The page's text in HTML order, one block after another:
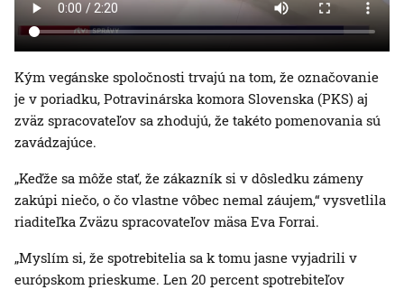
Kým vegánske spoločnosti trvajú na tom, že označovanie
je v poriadku, Potravinárska komora Slovenska (PKS) aj
zväz spracovateľov sa zhodujú, že takéto pomenovania sú
zavádzajúce.
„Keďže sa môže stať, že zákazník si v dôsledku zámeny
zakúpi niečo, o čo vlastne vôbec nemal záujem,“ vysvetlila
riaditeľka Zväzu spracovateľov mäsa Eva Forrai.
„Myslím si, že spotrebitelia sa k tomu jasne vyjadrili v
európskom prieskume. Len 20 percent spotrebiteľov